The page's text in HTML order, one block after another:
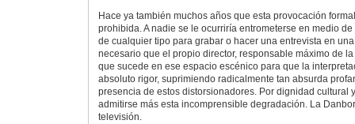
Hace ya también muchos años que esta provocación
prohibida. A nadie se le ocurriría entrometerse en medio
de cualquier tipo para grabar o hacer una entrevista en
necesario que el propio director, responsable máximo de
que sucede en ese espacio escénico para que la
absoluto rigor, suprimiendo radicalmente tan absurda
presencia de estos distorsionadores. Por dignidad cultural
admitirse más esta incomprensible degradación. La
televisión.